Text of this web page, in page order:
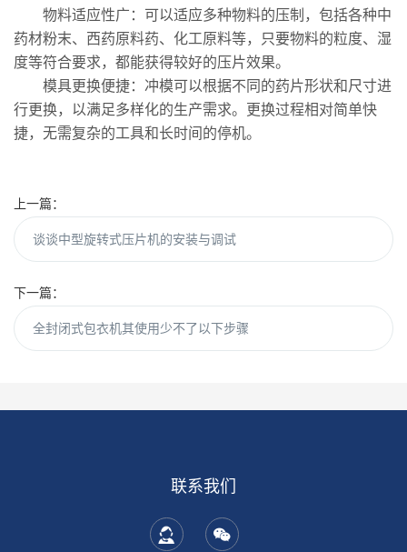
物料适应性广：可以适应多种物料的压制，包括各种中
药材粉末、西药原料药、化工原料等，只要物料的粒度、湿
度等符合要求，都能获得较好的压片效果。
模具更换便捷：冲模可以根据不同的药片形状和尺寸进
行更换，以满足多样化的生产需求。更换过程相对简单快
捷，无需复杂的工具和长时间的停机。
上一篇：
谈谈中型旋转式压片机的安装与调试
下一篇：
全封闭式包衣机其使用少不了以下步骤
联系我们